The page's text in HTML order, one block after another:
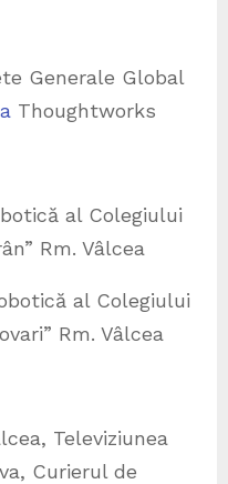
Generale Global
Thoughtworks
al Colegiului
Rm. Vâlcea
al Colegiului
Rm. Vâlcea
Televiziunea
Curierul de